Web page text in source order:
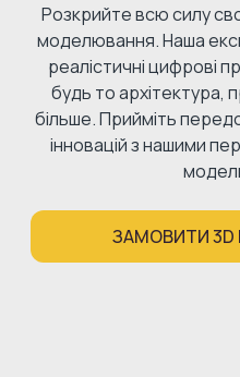
Розкрийте всю силу
моделювання. Наша
реалістичні цифрові
будь то архітектура,
більше. Прийміть
інновацій з нашими
ЗАМОВИТИ